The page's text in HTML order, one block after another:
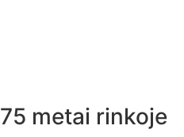
75 metai rinkoje